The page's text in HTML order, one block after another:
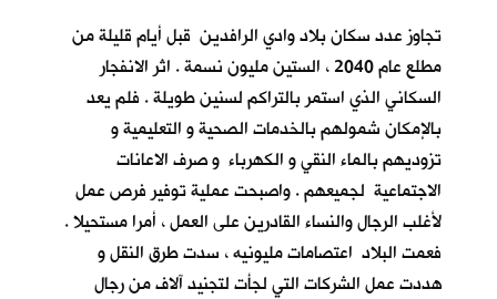
تجاوز عدد سكان بلاد وادي الرافدين قبل أيام قليلة من
مطلع عام 2040 ، الستين مليون نسمة . اثر الانفجار
السكاني الذي استمر بالتراكم لسنين طويلة . فلم يعد
بالإمكان شمولهم بالخدمات الصحية و التعليمية و
تزوديهم بالماء النقي و الكهرباء و صرف الاعانات
الاجتماعية لجميعهم . واصبحت عملية توفير فرص عمل
لأغلب الرجال والنساء القادرين على العمل ، أمرا مستحيلا .
فعمت البلاد اعتصامات مليونيه ، سدت طرق النقل و
هددت عمل الشركات التي لجأت لتجنيد آلاف من رجال